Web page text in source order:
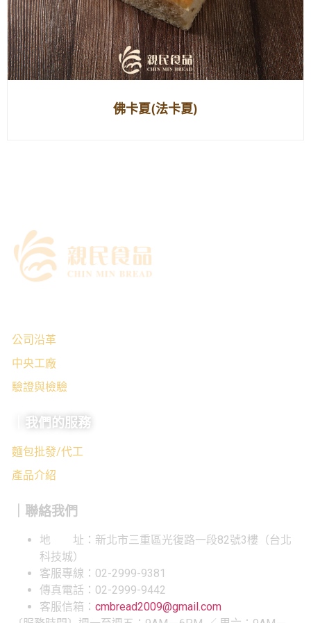
佛卡夏(法卡夏)
公司沿革
中央工廠
驗證與檢驗
｜我們的服務
麵包批發/代工
產品介紹
｜聯絡我們
地 址：新北市三重區光復路一段82號3樓（台北
科技城）
客服專線：02-2999-9381
傳真電話：02-2999-9442
客服信箱： cmbread2009@gmail.com